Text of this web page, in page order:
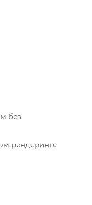
без
рендеринге